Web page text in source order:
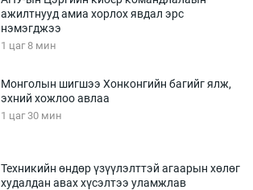
ажилтнууд амиа хорлох явдал эрс
нэмэгджээ
1 цаг 8 мин
Монголын шигшээ Хонконгийн багийг ялж,
эхний хожлоо авлаа
1 цаг 30 мин
Техникийн өндөр үзүүлэлттэй агаарын хөлөг
худалдан авах хүсэлтээ уламжлав